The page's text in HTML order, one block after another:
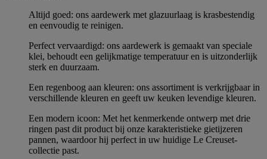
Altijd goed: ons aardewerk met glazuurlaag is krasbestendig
en eenvoudig te reinigen.
Perfect vervaardigd: ons aardewerk is gemaakt van speciale
klei, behoudt een gelijkmatige temperatuur en is uitzonderlijk
sterk en duurzaam.
Een regenboog aan kleuren: ons assortiment is verkrijgbaar in
verschillende kleuren en geeft uw keuken levendige kleuren.
Een modern icoon: Met het kenmerkende ontwerp met drie
ringen past dit product bij onze karakteristieke gietijzeren
pannen, waardoor hij perfect in uw huidige Le Creuset-
collectie past.